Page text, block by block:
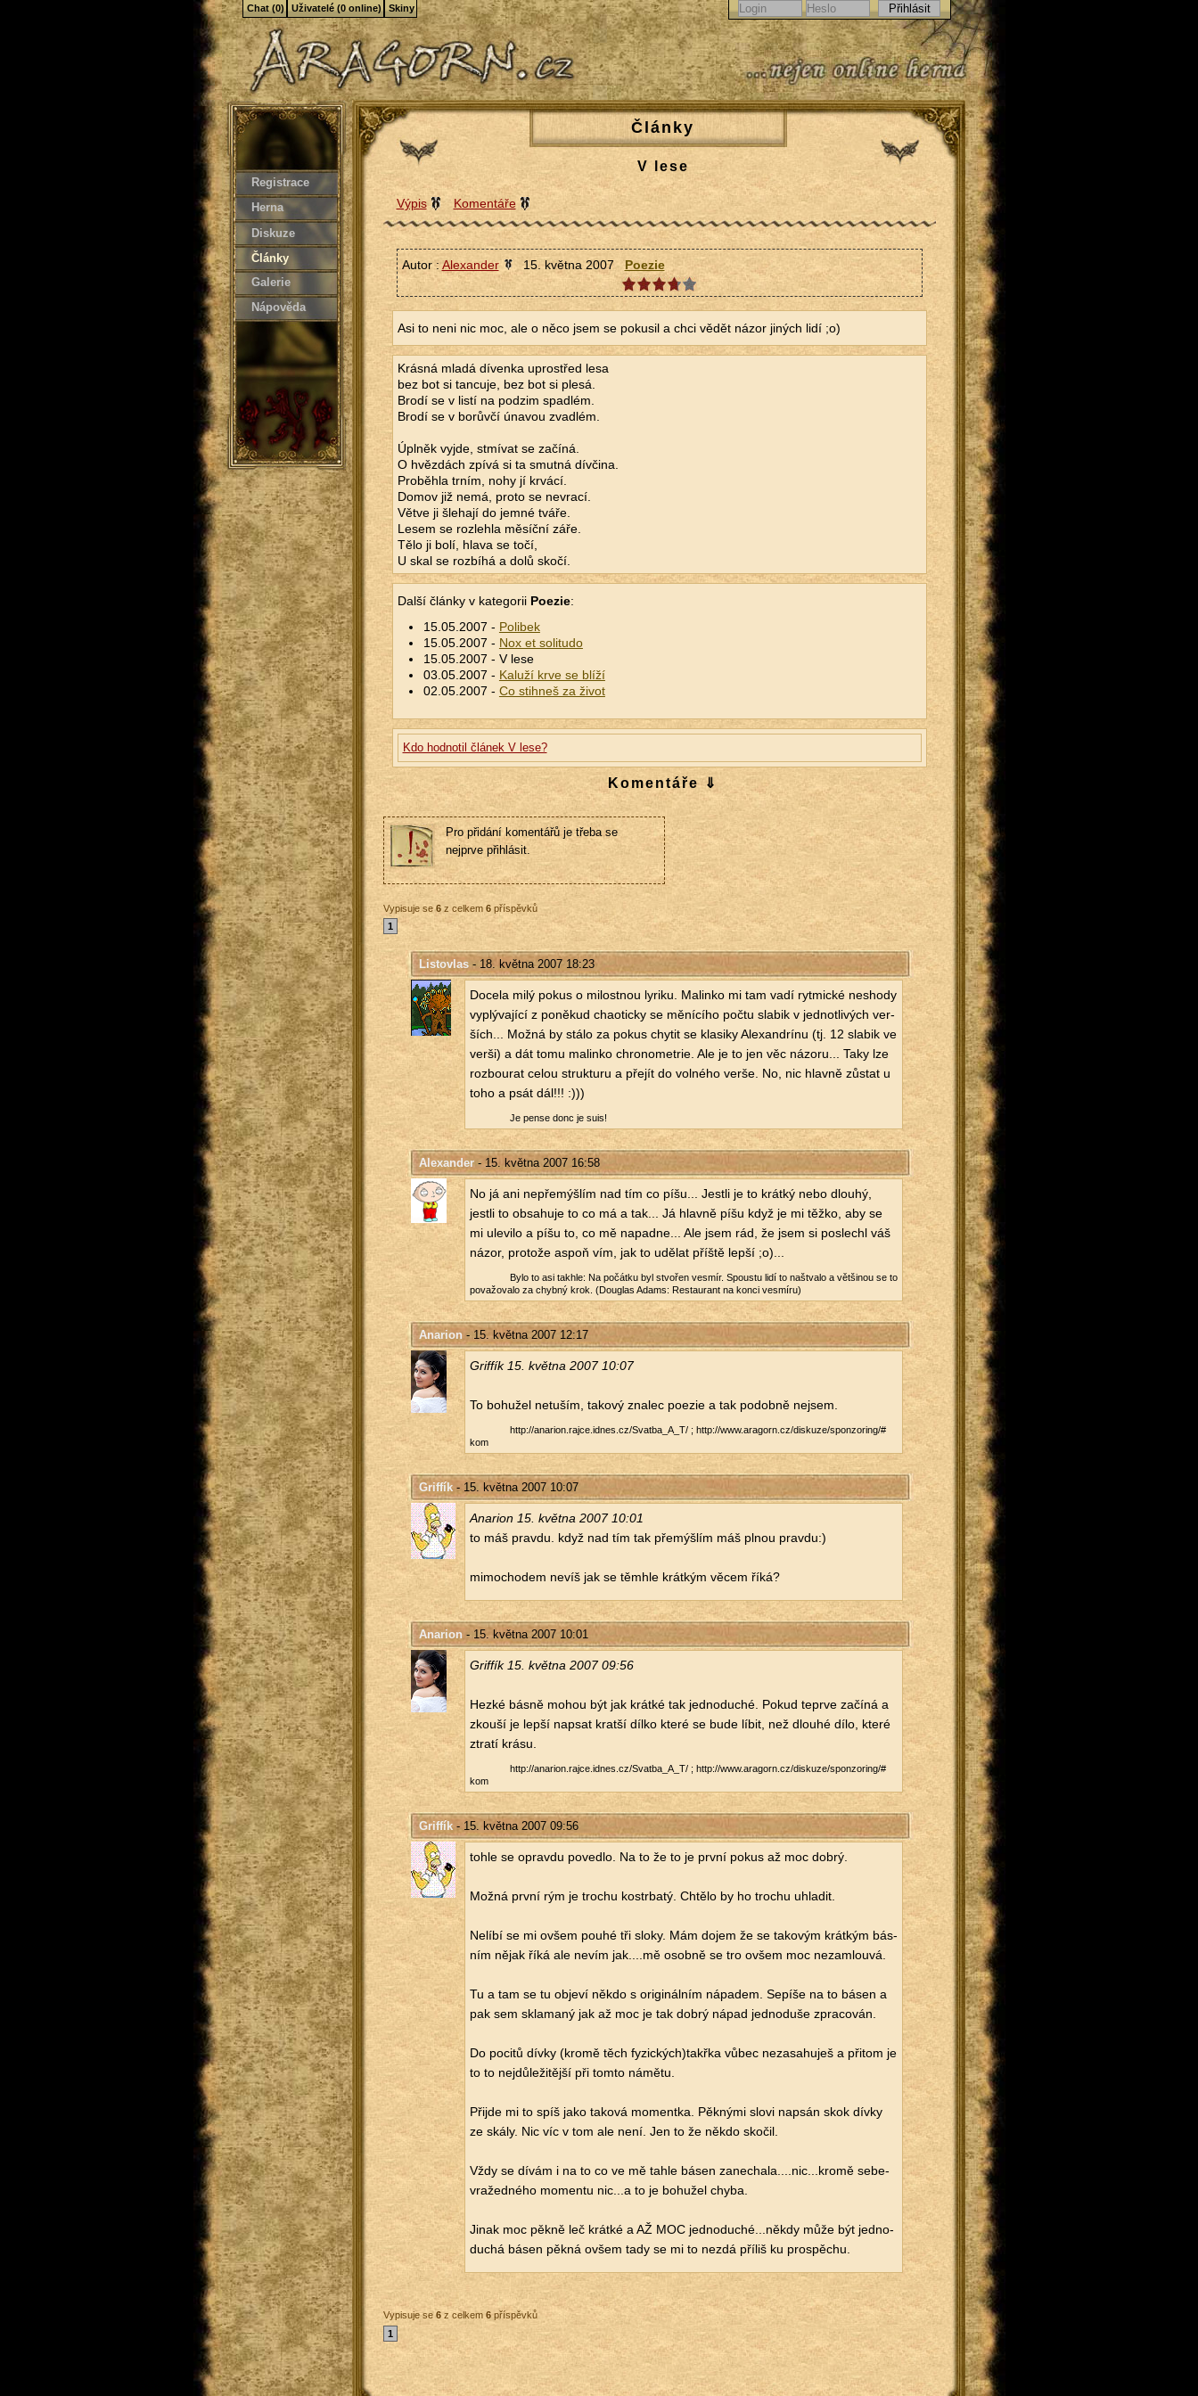
Registrace
Herna
Diskuze
Články
Galerie
Nápověda
Články
V lese
Výpis Komentáře
Autor :Alexander 15. května 2007Poezie
Asi to neni nic moc, ale o něco jsem se pokusil a chci vědět názor jiných lidí ;o)
Krásná mladá dívenka uprostřed lesa
bez bot si tancuje, bez bot si plesá.
Brodí se v listí na podzim spadlém.
Brodí se v borůvčí únavou zvadlém.
Úplněk vyjde, stmívat se začíná.
O hvězdách zpívá si ta smutná dívčina.
Proběhla trním, nohy jí krvácí.
Domov již nemá, proto se nevrací.
Větve ji šlehají do jemné tváře.
Lesem se rozlehla měsíční záře.
Tělo ji bolí, hlava se točí,
U skal se rozbíhá a dolů skočí.
Další články v kategorii Poezie:
15.05.2007 - Polibek
15.05.2007 - Nox et solitudo
15.05.2007 - V lese
03.05.2007 - Kaluží krve se blíží
02.05.2007 - Co stihneš za život
Kdo hodnotil článek V lese?
Komentáře ⇓
Pro přidání komentářů je třeba se
nejprve přihlásit.
Vypisuje se6z celkem 6příspěvků
1
Listovlas- 18. května 2007 18:23
Do­ce­la milý pokus o mi­lost­nou ly­ri­ku. Ma­lin­ko mi tam vadí ryt­mic­ké ne­sho­dy
vy­plý­va­jí­cí z po­ně­kud cha­o­tic­ky se mě­ní­cí­ho počtu sla­bik v jed­not­li­vých ver­
ších... Možná by stálo za pokus chy­tit se kla­si­ky Ale­xan­drí­nu (tj. 12 sla­bik ve
verši) a dát tomu ma­lin­ko chro­no­me­t­rie. Ale je to jen věc ná­zo­ru... Taky lze
roz­bou­rat celou struk­tu­ru a pře­jít do vol­né­ho verše. No, nic hlav­ně zů­stat u
toho a psát dál!!! :)))
Je pense donc je suis!
Alexander- 15. května 2007 16:58
No já ani ne­pře­mýš­lím nad tím co píšu... Jest­li je to krát­ký nebo dlou­hý,
jest­li to ob­sa­hu­je to co má a tak... Já hlav­ně píšu když je mi těžko, aby se
mi ule­vi­lo a píšu to, co mě na­pad­ne... Ale jsem rád, že jsem si po­sle­chl váš
názor, pro­to­že aspoň vím, jak to udě­lat příš­tě lepší ;o)...
Bylo to asi takhle: Na po­čát­ku byl stvo­řen vesmír. Spous­tu lidí to na­štva­lo a vět­ši­nou se to
po­va­žo­va­lo za chyb­ný krok. (Dou­glas Adams: Re­stau­rant na konci vesmí­ru)
Anarion- 15. května 2007 12:17
Gri­f­fík 15. květ­na 2007 10:07
To bo­hu­žel ne­tu­ším, ta­ko­vý zna­lec po­ezie a tak po­dob­ně nejsem.
http://​anarion.​rajce.​idnes.​cz/​Svatba_​A_​T/​ ; http://​www.​aragorn.​cz/​diskuze/​sponzoring/#​
kom
Griffík- 15. května 2007 10:07
Ana­ri­on 15. květ­na 2007 10:01
to máš prav­du. když nad tím tak pře­mýš­lím máš plnou prav­du:)
mi­mo­cho­dem nevíš jak se těmhle krát­kým věcem říká?
Anarion- 15. května 2007 10:01
Gri­f­fík 15. květ­na 2007 09:56
Hezké básně mohou být jak krát­ké tak jed­no­du­ché. Pokud te­pr­ve za­čí­ná a
zkou­ší je lepší na­psat krat­ší dílko které se bude líbit, než dlou­hé dílo, které
ztra­tí krásu.
http://​anarion.​rajce.​idnes.​cz/​Svatba_​A_​T/​ ; http://​www.​aragorn.​cz/​diskuze/​sponzoring/#​
kom
Griffík- 15. května 2007 09:56
tohle se oprav­du po­ved­lo. Na to že to je první pokus až moc dobrý.
Možná první rým je tro­chu kostr­ba­tý. Chtě­lo by ho tro­chu uhla­dit.
Ne­lí­bí se mi ovšem pouhé tři sloky. Mám dojem že se ta­ko­vým krát­kým bás­
ním nějak říká ale nevím jak....mě osob­ně se tro ovšem moc ne­za­mlou­vá.
Tu a tam se tu ob­je­ví někdo s ori­gi­nál­ním ná­pa­dem. Se­pí­še na to básen a
pak sem skla­ma­ný jak až moc je tak dobrý nápad jed­no­du­še zpra­co­ván.
Do po­ci­tů dívky (kromě těch fy­zic­kých)takřka vůbec ne­za­sa­hu­ješ a při­tom je
to to nej­dů­le­ži­těj­ší při tomto ná­mě­tu.
Při­jde mi to spíš jako ta­ko­vá mo­ment­ka. Pěk­ný­mi slovi na­psán skok dívky
ze skály. Nic víc v tom ale není. Jen to že někdo sko­čil.
Vždy se dívám i na to co ve mě tahle básen zanechala....​nic...​kromě se­be­
vra­žed­né­ho mo­men­tu nic...a to je bo­hu­žel chyba.
Jinak moc pěkně leč krát­ké a AŽ MOC jed­no­du­ché...někdy může být jed­no­
du­chá básen pěkná ovšem tady se mi to nezdá pří­liš ku pro­spě­chu.
Vypisuje se6z celkem 6příspěvků
1
Chat (0) Uživatelé (0 online) Skiny